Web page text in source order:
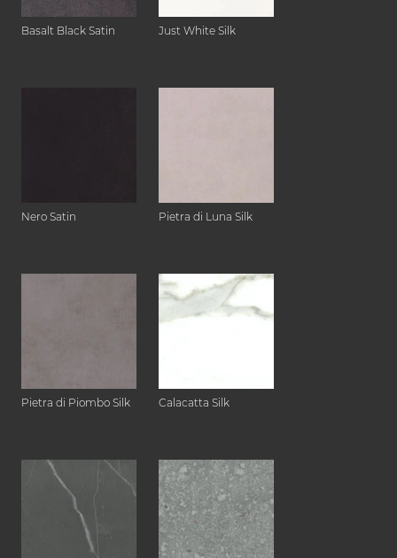
Basalt Black Satin Just White Silk
Nero Satin Pietra di Luna Silk
Pietra di Piombo Silk Calacatta Silk